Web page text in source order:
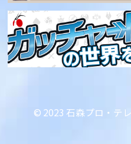
© 2023 石森プロ・テ